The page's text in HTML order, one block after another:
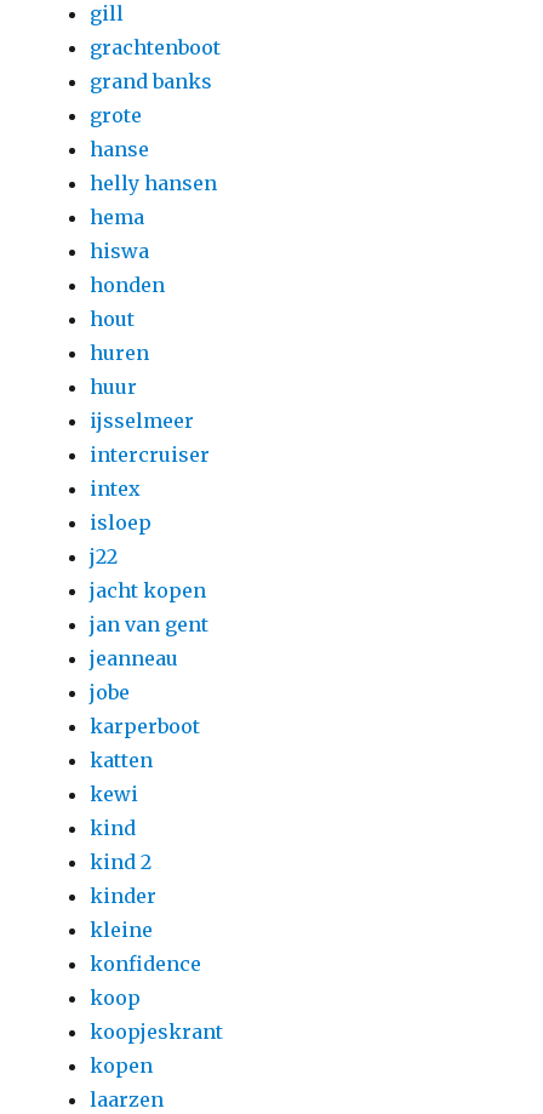
gill
grachtenboot
grand banks
grote
hanse
helly hansen
hema
hiswa
honden
hout
huren
huur
ijsselmeer
intercruiser
intex
isloep
j22
jacht kopen
jan van gent
jeanneau
jobe
karperboot
katten
kewi
kind
kind 2
kinder
kleine
konfidence
koop
koopjeskrant
kopen
laarzen